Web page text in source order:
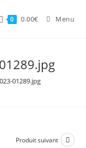
0 0.00€ Menu
01289.jpg
Produit suivant